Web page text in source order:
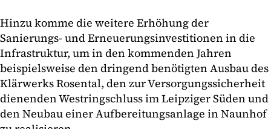
Hinzu komme die weitere Erhöhung der
Sanierungs- und Erneuerungsinvestitionen in die
Infrastruktur, um in den kommenden Jahren
beispielsweise den dringend benötigten Ausbau des
Klärwerks Rosental, den zur Versorgungssicherheit
dienenden Westringschluss im Leipziger Süden und
den Neubau einer Aufbereitungsanlage in Naunhof